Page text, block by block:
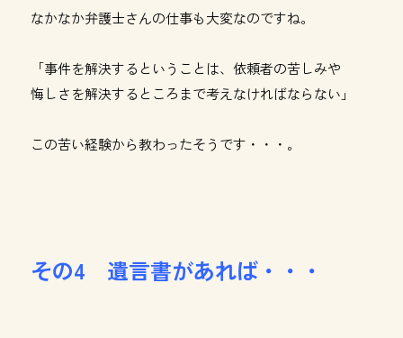
なかなか弁護士さんの仕事も大変なのですね。
「事件を解決するということは、依頼者の苦しみや
悔しさを解決するところまで考えなければならない」
この苦い経験から教わったそうです・・・。
その4 遺言書があれば・・・